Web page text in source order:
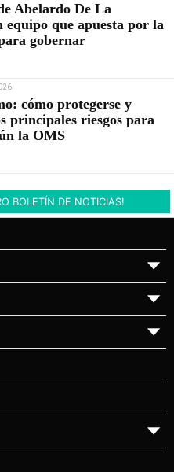
Abelardo De La
equipo que apuesta por la
gobernar
cómo protegerse y
principales riesgos para
la OMS
BOLETÍN DE NOTICIAS!
▼
▼
▼
▼